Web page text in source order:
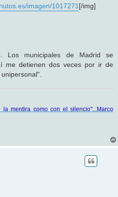
imagen/1017271 [/img]
Los municipales de Madrid se
me detienen dos veces por ir de
mentira como con el silencio"...Marco